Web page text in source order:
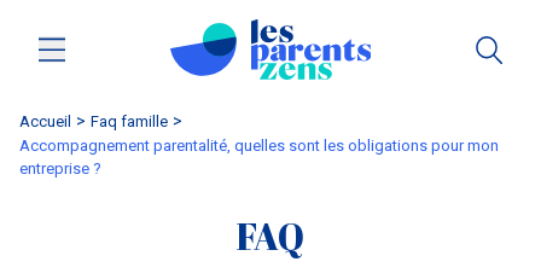
Accueil
faq famille
Accompagnement parentalité, quelles sont les obligations pour mon
entreprise ?
FAQ